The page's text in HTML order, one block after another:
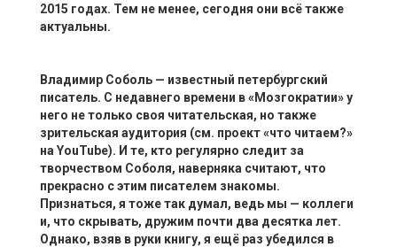
2015 годах. Тем не менее, сегодня они всё также
актуальны.
Владимир Соболь — известный петербургский
писатель. С недавнего времени в «Мозгократии» у
него не только своя читательская, но также
зрительская аудитория (см. проект «что читаем?»
на YouTube). И те, кто регулярно следит за
творчеством Соболя, наверняка считают, что
прекрасно с этим писателем знакомы.
Признаться, я тоже так думал, ведь мы — коллеги
и, что скрывать, дружим почти два десятка лет.
Однако, взяв в руки книгу, я ещё раз убедился в